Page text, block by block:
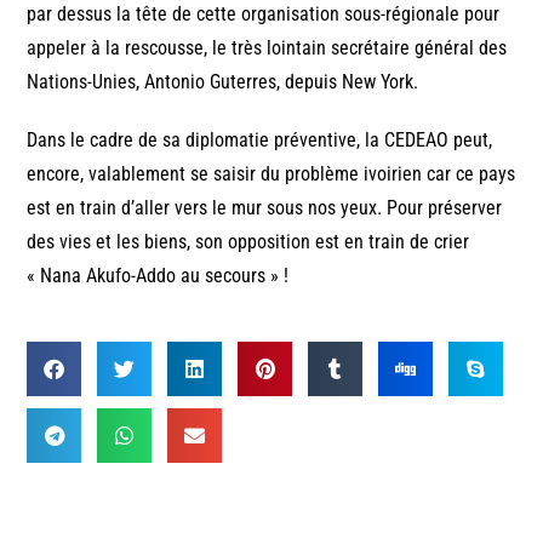
par dessus la tête de cette organisation sous-régionale pour
appeler à la rescousse, le très lointain secrétaire général des
Nations-Unies, Antonio Guterres, depuis New York.
Dans le cadre de sa diplomatie préventive, la CEDEAO peut,
encore, valablement se saisir du problème ivoirien car ce pays
est en train d’aller vers le mur sous nos yeux. Pour préserver
des vies et les biens, son opposition est en train de crier
« Nana Akufo-Addo au secours » !